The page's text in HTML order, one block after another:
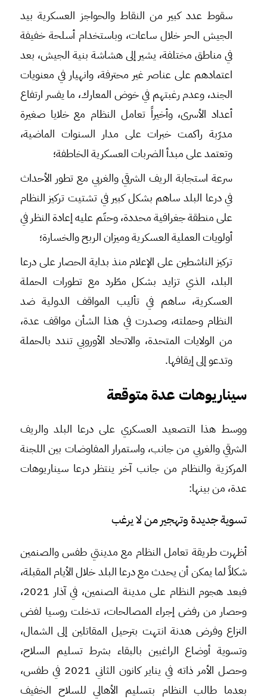
سقوط عدد كبير من النقاط والحواجز العسكرية بيد
الجيش الحر خلال ساعات، وباستخدام أسلحة خفيفة
في مناطق مختلفة، يشير إلى هشاشة بنية الجيش، بعد
اعتمادهم على عناصر غير محترفة، وانهيار في معنويات
الجند، وعدم رغبتهم في خوض المعارك، ما يفسر ارتفاع
أعداد الأسرى، وأخيراً تعامل النظام مع خلايا صغيرة
مدرّبة راكمت خبرات على مدار السنوات الماضية،
وتعتمد على مبدأ الضربات العسكرية الخاطفة؛
سرعة استجابة الريف الشرقي والغربي مع تطور الأحداث
في درعا البلد ساهم بشكل كبير في تشتيت تركيز النظام
على منطقة جغرافية محددة، وحتّم عليه إعادة النظر في
أولويات العملية العسكرية وميزان الربح والخسارة؛
تركيز الناشطين على الإعلام منذ بداية الحصار على درعا
البلد، الذي تزايد بشكل مطّرد مع تطورات الحملة
العسكرية، ساهم في تأليب المواقف الدولية ضد
النظام وحملته، وصدرت في هذا الشأن مواقف عدة،
من الولايات المتحدة، والاتحاد الأوروبي تندد بالحملة
وتدعو إلى إيقافها.
سيناريوهات عدة متوقعة
ووسط هذا التصعيد العسكري على درعا البلد والريف
الشرقي والغربي من جانب، واستمرار المفاوضات بين اللجنة
المركزية والنظام من جانب آخر ينتظر درعا سيناريوهات
عدة، من بينها:
تسوية جديدة وتهجير من لا يرغب
أظهرت طريقة تعامل النظام مع مدينتي طفس والصنمين
شكلاً لما يمكن أن يحدث مع درعا البلد خلال الأيام المقبلة،
فبعد هجوم النظام على مدينة الصنمين، في آذار 2021،
وحصار من رفض إجراء المصالحات، تدخلت روسيا لفض
النزاع وفرض هدنة انتهت بترحيل المقاتلين إلى الشمال،
وتسوية أوضاع الراغبين بالبقاء بشرط تسليم السلاح،
وحصل الأمر ذاته في يناير كانون الثاني 2021 في طفس،
بعدما طالب النظام بتسليم الأهالي للسلاح الخفيف